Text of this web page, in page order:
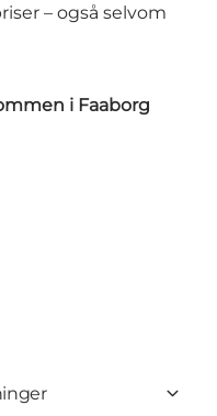
– også selvom
i Faaborg